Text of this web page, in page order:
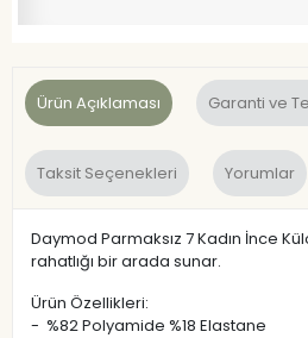
Ürün Açıklaması Garanti ve
Taksit Seçenekleri Yorumlar
Daymod Parmaksız 7 Kadın İnce
rahatlığı bir arada sunar.
Ürün Özellikleri:
- %82 Polyamide %18 Elastane